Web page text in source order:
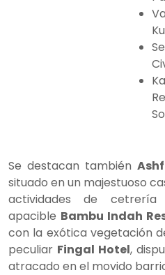
Se destacan también
situado en un majestuoso
actividades de
apacible Bambu Indah
con la exótica vegetación
peculiar Fingal Hotel,
atracado en el movido